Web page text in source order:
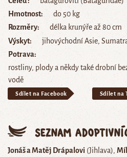
Hmotnost
do 50 kg
Rozměry
délka krunýře až 80 cm
Výskyt
jihovýchodní Asie,
Potrava
rostliny, plody a někdy také drobní
vodě
Sdílet na Facebook Sdílet na
Seznam
Jonáš a Matěj Drápalovi (Jihlava)